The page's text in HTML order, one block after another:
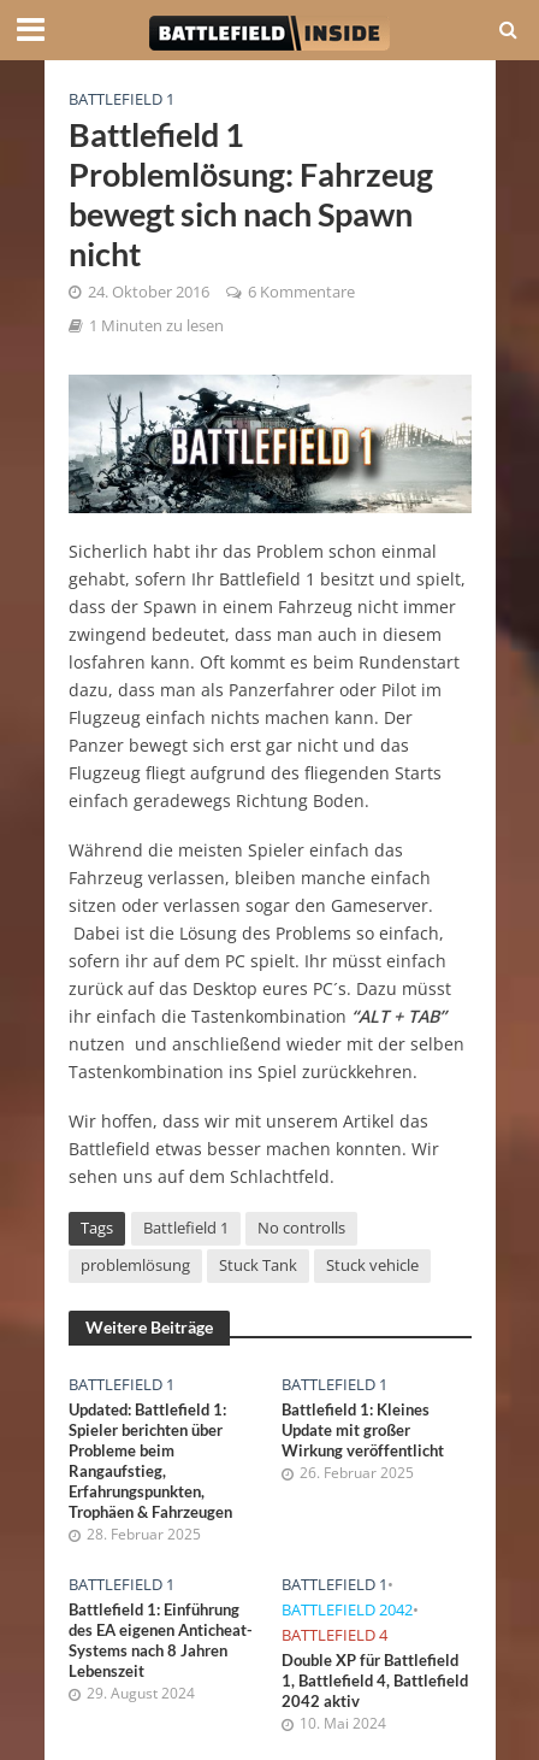
BATTLEFIELD 1
Battlefield 1
Problemlösung: Fahrzeug
bewegt sich nach Spawn
nicht
24. Oktober 2016
6 Kommentare
1 Minuten zu lesen
Sicherlich habt ihr das Problem schon einmal
gehabt, sofern Ihr Battlefield 1 besitzt und spielt,
dass der Spawn in einem Fahrzeug nicht immer
zwingend bedeutet, dass man auch in diesem
losfahren kann. Oft kommt es beim Rundenstart
dazu, dass man als Panzerfahrer oder Pilot im
Flugzeug einfach nichts machen kann. Der
Panzer bewegt sich erst gar nicht und das
Flugzeug fliegt aufgrund des fliegenden Starts
einfach geradewegs Richtung Boden.
Während die meisten Spieler einfach das
Fahrzeug verlassen, bleiben manche einfach
sitzen oder verlassen sogar den Gameserver.
Dabei ist die Lösung des Problems so einfach,
sofern ihr auf dem PC spielt. Ihr müsst einfach
zurück auf das Desktop eures PC´s. Dazu müsst
ihr einfach die Tastenkombination “ALT + TAB”
nutzen und anschließend wieder mit der selben
Tastenkombination ins Spiel zurückkehren.
Wir hoffen, dass wir mit unserem Artikel das
Battlefield etwas besser machen konnten. Wir
sehen uns auf dem Schlachtfeld.
Tags Battlefield 1
No controlls
problemlösung
Stuck Tank Stuck vehicle
Weitere Beiträge
BATTLEFIELD 1
Updated: Battlefield 1:
Spieler berichten über
Probleme beim
Rangaufstieg,
Erfahrungspunkten,
Trophäen & Fahrzeugen
28. Februar 2025
BATTLEFIELD 1
Battlefield 1: Kleines
Update mit großer
Wirkung veröffentlicht
26. Februar 2025
BATTLEFIELD 1
Battlefield 1: Einführung
des EA eigenen Anticheat-
Systems nach 8 Jahren
Lebenszeit
29. August 2024
BATTLEFIELD 1•
BATTLEFIELD 2042•
BATTLEFIELD 4
Double XP für Battlefield
1, Battlefield 4, Battlefield
2042 aktiv
10. Mai 2024